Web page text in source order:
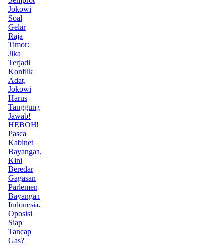
Jokowi
Soal
Gelar
Raja
Timor:
Jika
Terjadi
Konflik
Adat,
Jokowi
Harus
Tanggung
Jawab!
HEBOH!
Pasca
Kabinet
Bayangan,
Kini
Beredar
Gagasan
Parlemen
Bayangan
Indonesia:
Oposisi
Siap
Tancap
Gas?